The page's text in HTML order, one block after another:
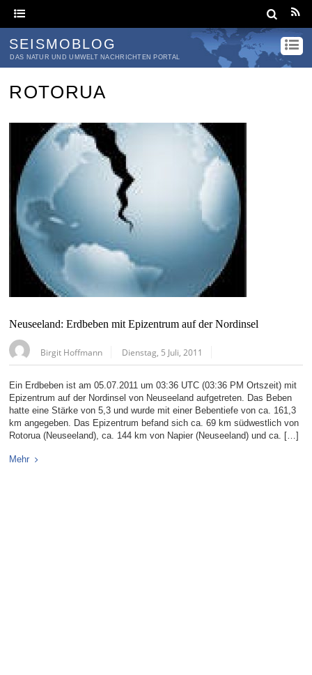
SEISMOBLOG
DAS NATUR UND UMWELT NACHRICHTEN PORTAL
ROTORUA
Neuseeland: Erdbeben mit Epizentrum auf der Nordinsel
Birgit Hoffmann Dienstag, 5 Juli, 2011
Ein Erdbeben ist am 05.07.2011 um 03:36 UTC (03:36 PM Ortszeit) mit
Epizentrum auf der Nordinsel von Neuseeland aufgetreten. Das Beben
hatte eine Stärke von 5,3 und wurde mit einer Bebentiefe von ca. 161,3
km angegeben. Das Epizentrum befand sich ca. 69 km südwestlich von
Rotorua (Neuseeland), ca. 144 km von Napier (Neuseeland) und ca. […]
Mehr